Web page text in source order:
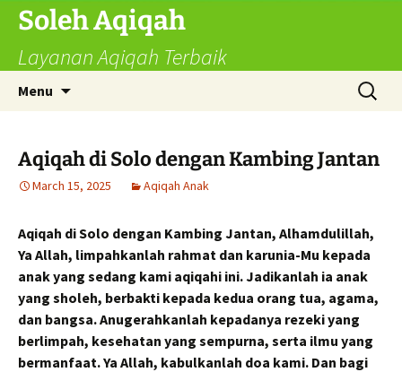
Skip
content
Soleh Aqiqah
Layanan Aqiqah Terbaik
Menu
Search
for:
Aqiqah di Solo dengan Kambing Jantan
March 15, 2025 Aqiqah Anak
Aqiqah di Solo dengan Kambing Jantan, Alhamdulillah,
Ya Allah, limpahkanlah rahmat dan karunia-Mu kepada
anak yang sedang kami aqiqahi ini. Jadikanlah ia anak
yang sholeh, berbakti kepada kedua orang tua, agama,
dan bangsa. Anugerahkanlah kepadanya rezeki yang
berlimpah, kesehatan yang sempurna, serta ilmu yang
bermanfaat. Ya Allah, kabulkanlah doa kami. Dan bagi